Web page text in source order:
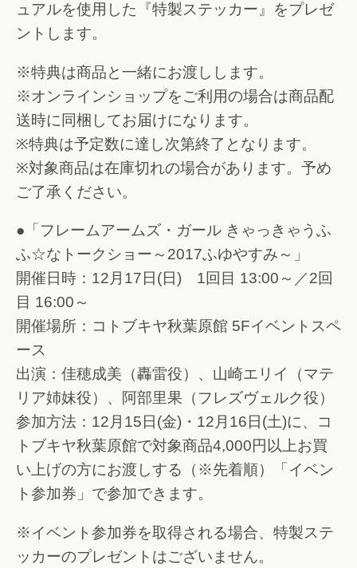
ュアルを使用した『特製ステッカー』をプレゼ
ントします。
※特典は商品と一緒にお渡しします。
※オンラインショップをご利用の場合は商品配
送時に同梱してお届けになります。
※特典は予定数に達し次第終了となります。
※対象商品は在庫切れの場合があります。予め
ご了承ください。
●「フレームアームズ・ガール きゃっきゃうふ
ふ☆なトークショー～2017ふゆやすみ～」
開催日時：12月17日(日) 1回目 13:00～／2回
目 16:00～
開催場所：コトブキヤ秋葉原館 5Fイベントスペ
ース
出演：佳穂成美（轟雷役）、山崎エリイ（マテ
リア姉妹役）、阿部里果（フレズヴェルク役）
参加方法：12月15日(金)・12月16日(土)に、コ
トブキヤ秋葉原館で対象商品4,000円以上お買
い上げの方にお渡しする（※先着順）「イベン
ト参加券」で参加できます。
※イベント参加券を取得される場合、特製ステ
ッカーのプレゼントはございません。